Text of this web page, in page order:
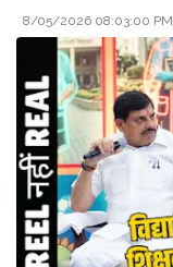
8/05/2026 08:03:00 PM